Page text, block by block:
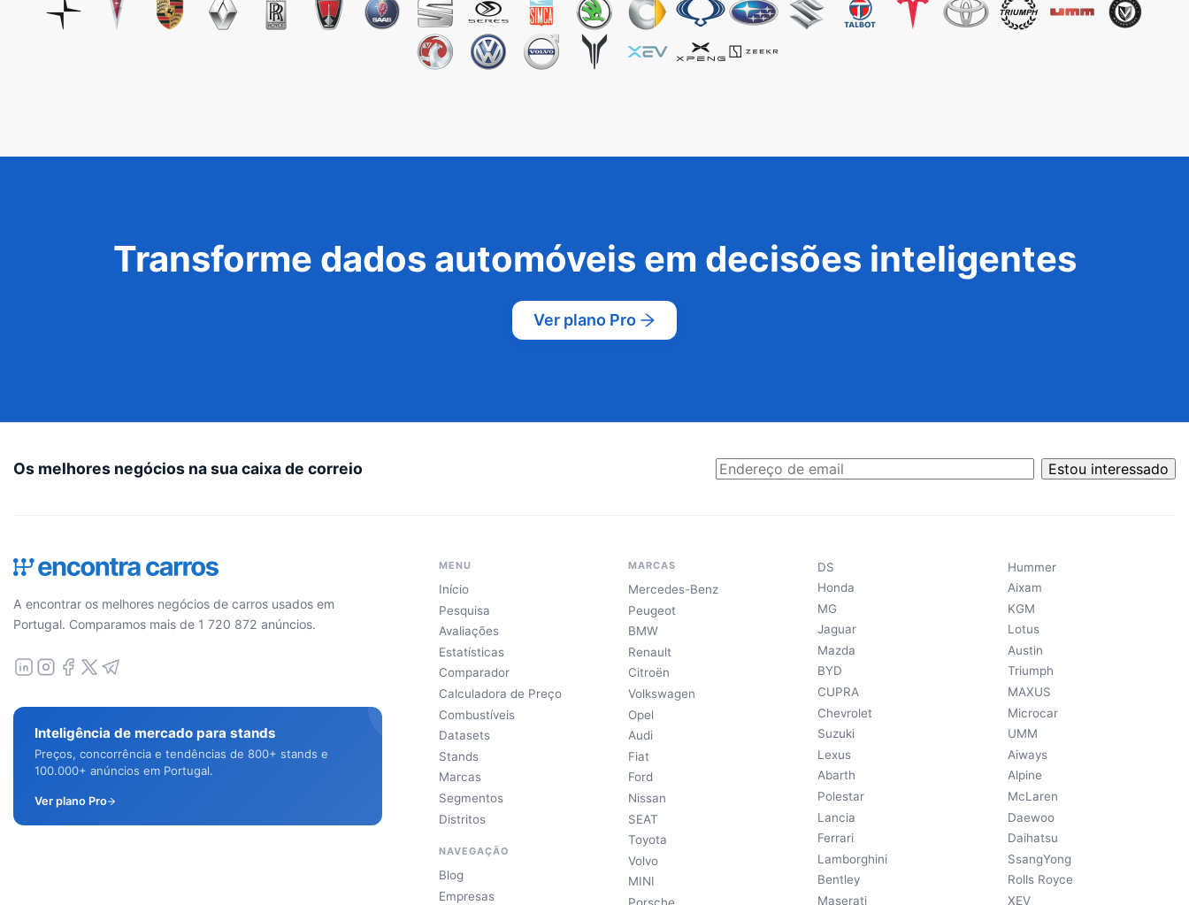
Transforme dados automóveis em decisões inteligentes
Ver plano Pro
Os melhores negócios na sua caixa de correio Estou interessado
A encontrar os melhores negócios de carros usados em
Portugal. Comparamos mais de 1 720 872 anúncios.
Inteligência de mercado para stands
Preços, concorrência e tendências de 800+ stands e
100.000+ anúncios em Portugal.
Ver plano Pro
MENU
Início
Pesquisa
Avaliações
Estatísticas
Comparador
Calculadora de Preço
Combustíveis
Datasets
Stands
Marcas
Segmentos
Distritos
NAVEGAÇÃO
Blog
Empresas
MARCAS
Mercedes-Benz
Peugeot
BMW
Renault
Citroën
Volkswagen
Opel
Audi
Fiat
Ford
Nissan
SEAT
Toyota
Volvo
MINI
DS
Honda
MG
Jaguar
Mazda
BYD
CUPRA
Chevrolet
Suzuki
Lexus
Abarth
Polestar
Lancia
Ferrari
Lamborghini
Bentley
Maserati
Hummer
Aixam
KGM
Lotus
Austin
Triumph
MAXUS
Microcar
UMM
Aiways
Alpine
McLaren
Daewoo
Daihatsu
SsangYong
Rolls Royce
XEV